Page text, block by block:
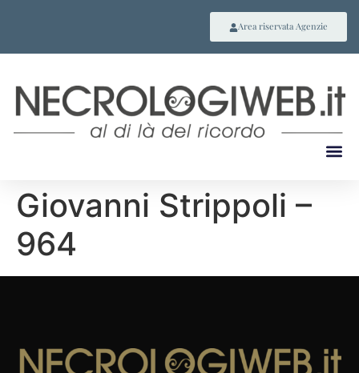
Area riservata Agenzie
Giovanni Strippoli –
964